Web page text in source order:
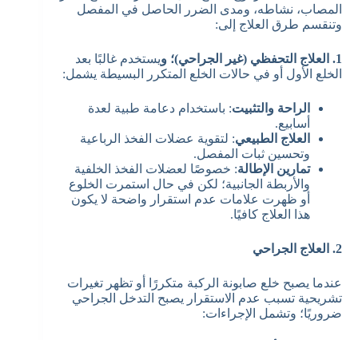
المصاب، نشاطه، ومدى الضرر الحاصل في المفصل
وتنقسم طرق العلاج إلى:
1. العلاج التحفظي (غير الجراحي)؛ و
يستخدم غالبًا بعد
الخلع الأول أو في حالات الخلع المتكرر البسيطة يشمل:
الراحة والتثبيت: باستخدام دعامة طبية لعدة
أسابيع.
العلاج الطبيعي: لتقوية عضلات الفخذ الرباعية
وتحسين ثبات المفصل.
تمارين الإطالة: خصوصًا لعضلات الفخذ الخلفية
والأربطة الجانبية؛ لكن في حال استمرت الخلوع
أو ظهرت علامات عدم استقرار واضحة لا يكون
هذا العلاج كافيًا.
2. العلاج الجراحي
عندما يصبح خلع صابونة الركبة متكررًا أو تظهر تغيرات
تشريحية تسبب عدم الاستقرار يصبح التدخل الجراحي
ضروريًا؛ وتشمل الإجراءات: